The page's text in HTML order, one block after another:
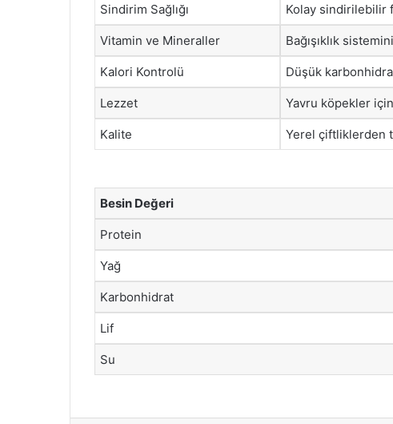
Sindirim Sağlığı Kolay sindirilebilir
Vitamin ve Mineraller Bağışıklık
Kalori Kontrolü Düşük
Lezzet Yavru köpekler
Kalite Yerel çiftliklerden
Besin Değeri
Protein
Yağ
Karbonhidrat
Lif
Su